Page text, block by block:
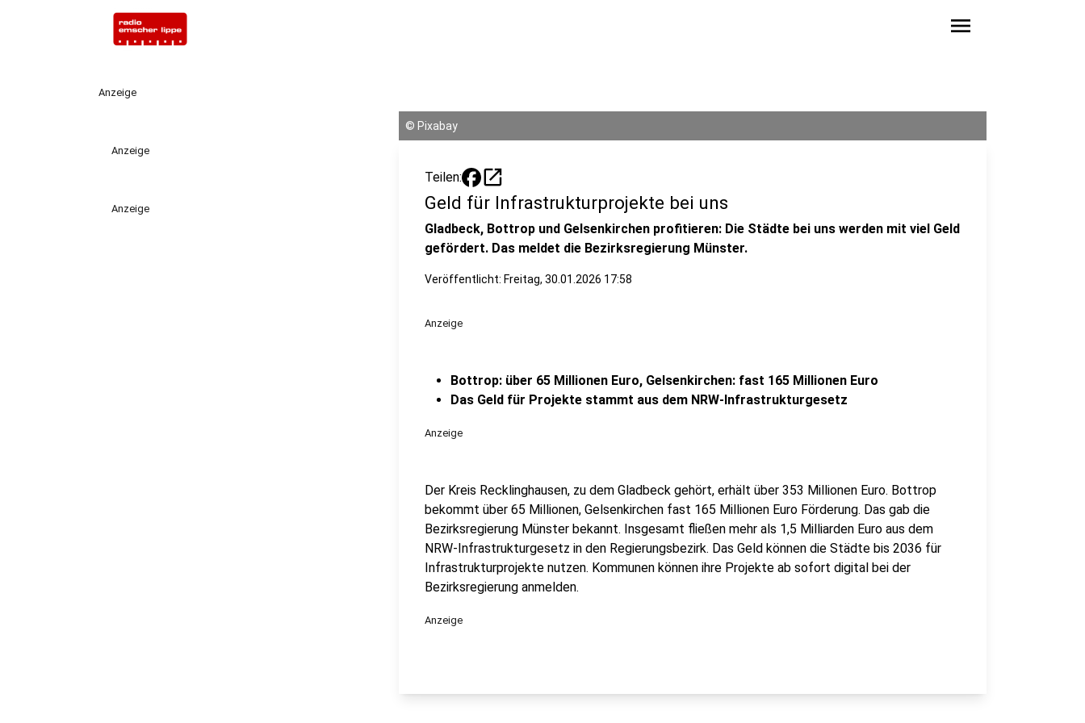
menu
Anzeige
Anzeige
Anzeige
© Pixabay
Teilen: open_in_new
Geld für Infrastrukturprojekte bei uns
Gladbeck, Bottrop und Gelsenkirchen profitieren: Die Städte bei uns werden mit viel Geld
gefördert. Das meldet die Bezirksregierung Münster.
Veröffentlicht: Freitag, 30.01.2026 17:58
Anzeige
Bottrop: über 65 Millionen Euro, Gelsenkirchen: fast 165 Millionen Euro
Das Geld für Projekte stammt aus dem NRW-Infrastrukturgesetz
Anzeige
Der Kreis Recklinghausen, zu dem Gladbeck gehört, erhält über 353 Millionen Euro. Bottrop
bekommt über 65 Millionen, Gelsenkirchen fast 165 Millionen Euro Förderung. Das gab die
Bezirksregierung Münster bekannt. Insgesamt fließen mehr als 1,5 Milliarden Euro aus dem
NRW-Infrastrukturgesetz in den Regierungsbezirk. Das Geld können die Städte bis 2036 für
Infrastrukturprojekte nutzen. Kommunen können ihre Projekte ab sofort digital bei der
Bezirksregierung anmelden.
Anzeige